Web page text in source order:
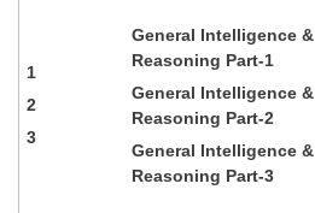
1
2
3
General Intelligence &
Reasoning Part-1
General Intelligence &
Reasoning Part-2
General Intelligence &
Reasoning Part-3